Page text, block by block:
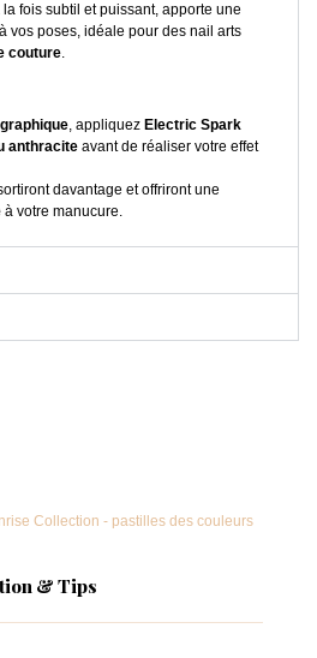
la fois subtil et puissant, apporte une
à vos poses, idéale pour des nail arts
couture.
, appliquez Electric Spark
anthracite avant de réaliser votre effet
davantage et offriront une
à votre manucure.
& Tips